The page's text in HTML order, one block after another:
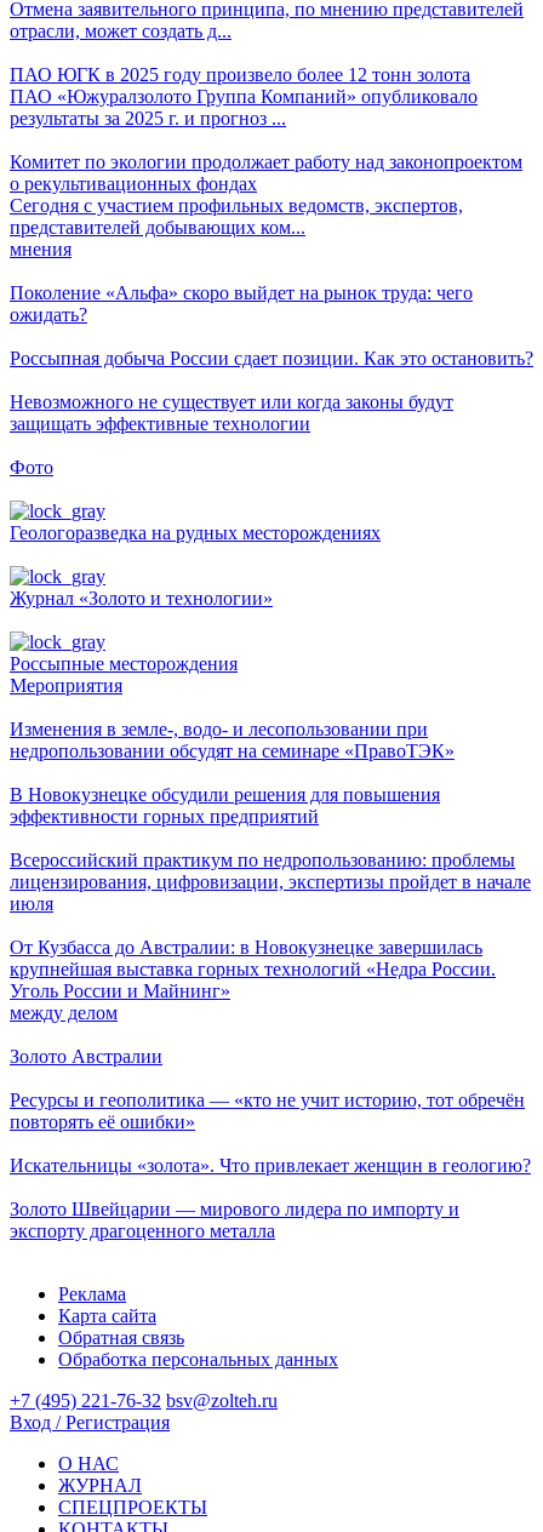
Отмена заявительного принципа, по мнению представителей
отрасли, может создать д...
ПАО ЮГК в 2025 году произвело более 12 тонн золота
ПАО «Южуралзолото Группа Компаний» опубликовало
результаты за 2025 г. и прогноз ...
Комитет по экологии продолжает работу над законопроектом
о рекультивационных фондах
Сегодня с участием профильных ведомств, экспертов,
представителей добывающих ком...
мнения
Поколение «Альфа» скоро выйдет на рынок труда: чего
ожидать?
Россыпная добыча России сдает позиции. Как это остановить?
Невозможного не существует или когда законы будут
защищать эффективные технологии
Фото
Геологоразведка на рудных месторождениях
Журнал «Золото и технологии»
Россыпные месторождения
Мероприятия
Изменения в земле-, водо- и лесопользовании при
недропользовании обсудят на семинаре «ПравоТЭК»
В Новокузнецке обсудили решения для повышения
эффективности горных предприятий
Всероссийский практикум по недропользованию: проблемы
лицензирования, цифровизации, экспертизы пройдет в начале
июля
От Кузбасса до Австралии: в Новокузнецке завершилась
крупнейшая выставка горных технологий «Недра России.
Уголь России и Майнинг»
между делом
Золото Австралии
Ресурсы и геополитика — «кто не учит историю, тот обречён
повторять её ошибки»
Искательницы «золота». Что привлекает женщин в геологию?
Золото Швейцарии — мирового лидера по импорту и
экспорту драгоценного металла
Реклама
Карта сайта
Обратная связь
Обработка персональных данных
+7 (495) 221-76-32 bsv@zolteh.ru
Вход / Регистрация
О НАС
ЖУРНАЛ
СПЕЦПРОЕКТЫ